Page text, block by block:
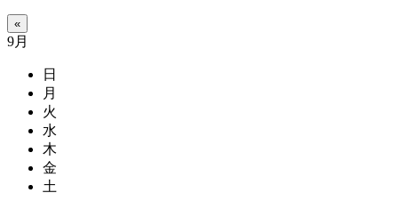
«
9月
日
月
火
水
木
金
土